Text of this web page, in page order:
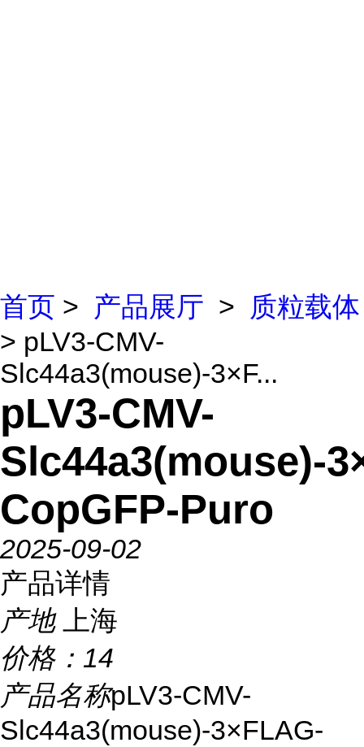
首页 > 产品展厅 >
质粒载体
> pLV3-CMV-
Slc44a3(mouse)-3×F...
pLV3-CMV-
Slc44a3(mouse)-
CopGFP-Puro
2025-09-02
产品详情
产地
上海
价格： 14
产品名称pLV3-CMV-
Slc44a3(mouse)-3×FLAG-